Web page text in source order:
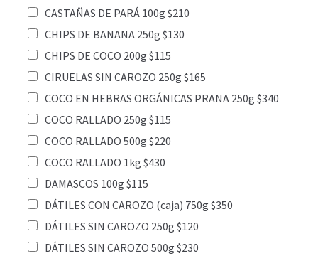
CASTAÑAS DE PARÁ 100g $210
CHIPS DE BANANA 250g $130
CHIPS DE COCO 200g $115
CIRUELAS SIN CAROZO 250g $165
COCO EN HEBRAS ORGÁNICAS PRANA 250g $340
COCO RALLADO 250g $115
COCO RALLADO 500g $220
COCO RALLADO 1kg $430
DAMASCOS 100g $115
DÁTILES CON CAROZO (caja) 750g $350
DÁTILES SIN CAROZO 250g $120
DÁTILES SIN CAROZO 500g $230